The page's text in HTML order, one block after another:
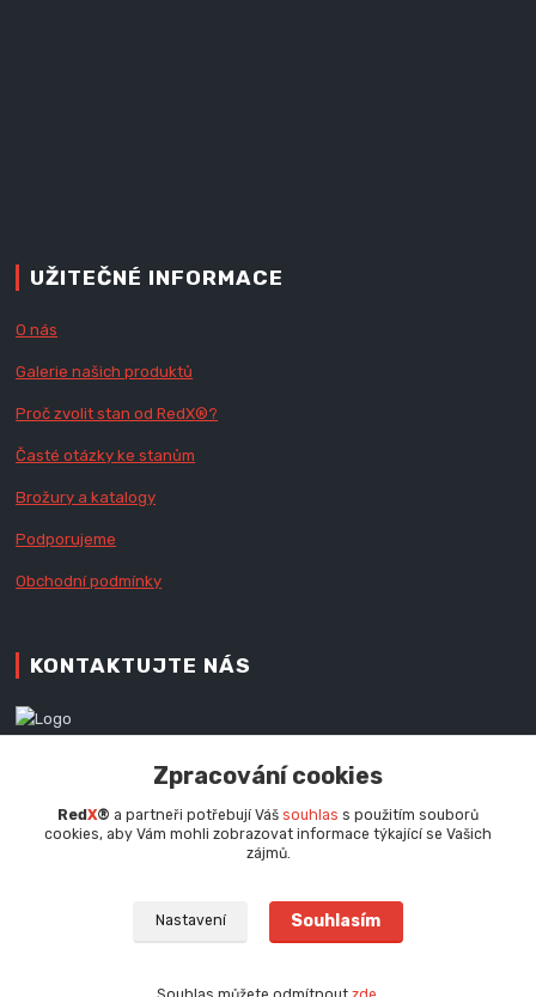
UŽITEČNÉ INFORMACE
O nás
Galerie našich produktů
Proč zvolit stan od RedX®?
Časté otázky ke stanům
Brožury a katalogy
Podporujeme
Obchodní podmínky
KONTAKTUJTE NÁS
+420 777 979 111
info@redx.cz
Zpracování cookies
Red X® a partneři potřebují Váš souhlas s použitím souborů
cookies, aby Vám mohli zobrazovat informace týkající se Vašich
zájmů.
Nastavení Souhlasím